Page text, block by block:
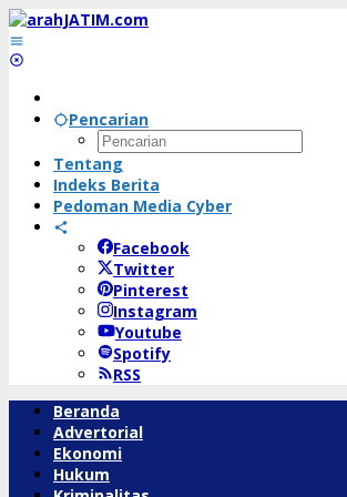
Lewati
ke
konten
Pencarian
Tentang
Indeks Berita
Pedoman Media Cyber
Facebook
Twitter
Pinterest
Instagram
Youtube
Spotify
RSS
Beranda
Advertorial
Ekonomi
Hukum